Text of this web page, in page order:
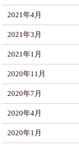
2021年4月
2021年3月
2021年1月
2020年11月
2020年7月
2020年4月
2020年1月